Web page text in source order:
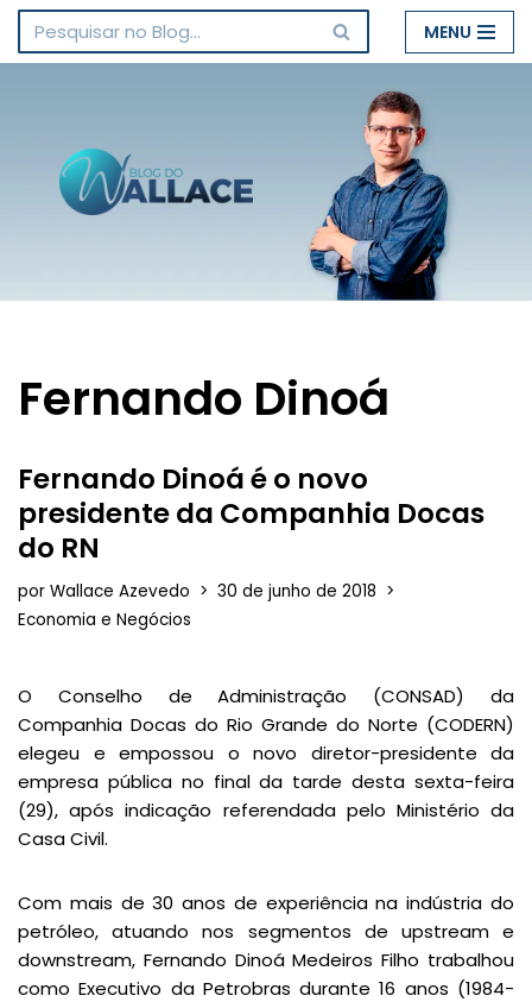
Pular
conteúdo
MENU
Fernando Dinoá
Fernando Dinoá é o novo
presidente da Companhia Docas
do RN
por Wallace Azevedo
30 de junho de 2018
Economia e Negócios
O Conselho de Administração (CONSAD) da
Companhia Docas do Rio Grande do Norte (CODERN)
elegeu e empossou o novo diretor-presidente da
empresa pública no final da tarde desta sexta-feira
(29), após indicação referendada pelo Ministério da
Casa Civil.
Com mais de 30 anos de experiência na indústria do
petróleo, atuando nos segmentos de upstream e
downstream, Fernando Dinoá Medeiros Filho trabalhou
como Executivo da Petrobras durante 16 anos (1984-